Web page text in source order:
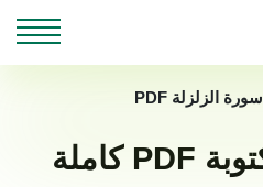
سورة الزلزلة PDF
سورة الزلزلة مكتوبة PDF كاملة